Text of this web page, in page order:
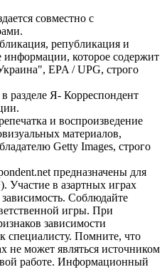
совместно с
републикация и
информации, которое содержит
EPA / UPG, строго
разделе Я- Корреспондент
и воспроизведение
материалов,
Getty Images, строго
предназначены для
Участие в азартных играх
Соблюдайте
игры. При
зависимости
специалисту. Помните, что
не может являться источником
работе. Информационный